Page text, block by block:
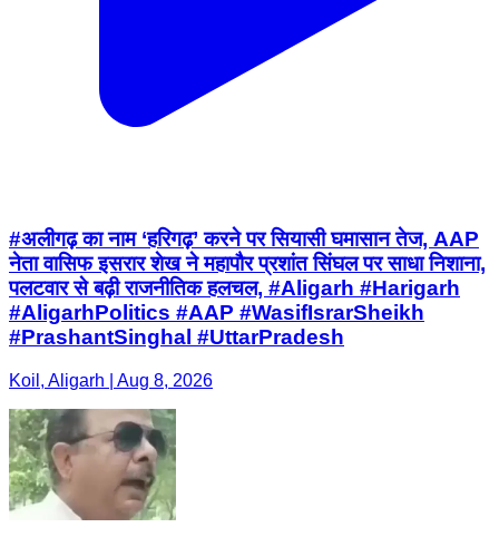
#अलीगढ़ का नाम ‘हरिगढ़’ करने पर सियासी घमासान तेज, AAP
नेता वासिफ इसरार शेख ने महापौर प्रशांत सिंघल पर साधा निशाना,
पलटवार से बढ़ी राजनीतिक हलचल, #Aligarh #Harigarh
#AligarhPolitics #AAP #WasifIsrarSheikh
#PrashantSinghal #UttarPradesh
Koil, Aligarh | Aug 8, 2026